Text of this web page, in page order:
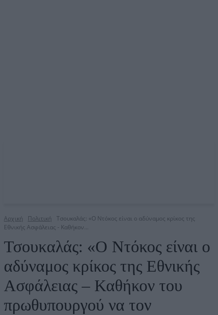
Αρχική Πολιτική
Τσουκαλάς: «Ο Ντόκος είναι ο αδύναμος κρίκος της
Εθνικής Ασφάλειας - Καθήκον...
Τσουκαλάς: «Ο Ντόκος είναι ο
αδύναμος κρίκος της Εθνικής
Ασφάλειας – Καθήκον του
πρωθυπουργού να τον